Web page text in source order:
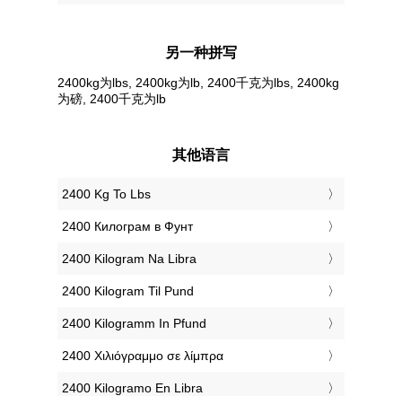
另一种拼写
2400kg为lbs, 2400kg为lb, 2400千克为lbs, 2400kg
为磅, 2400千克为lb
其他语言
‎2400 Kg To Lbs
‎2400 Килограм в Фунт
‎2400 Kilogram Na Libra
‎2400 Kilogram Til Pund
‎2400 Kilogramm In Pfund
‎2400 Χιλιόγραμμο σε λίμπρα
‎2400 Kilogramo En Libra